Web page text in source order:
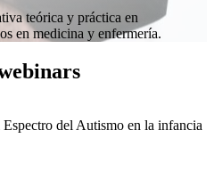
teórica y práctica en
en medicina y enfermería.
del Autismo en la infancia